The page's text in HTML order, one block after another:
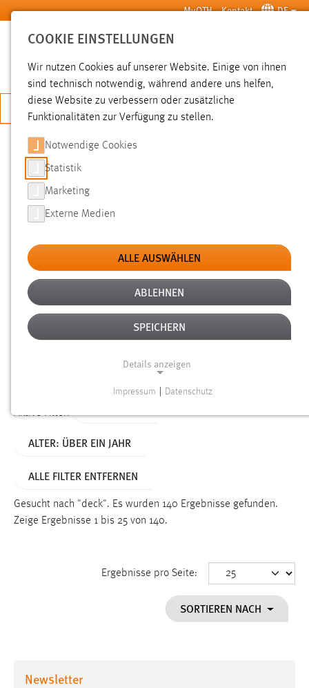
Zum Hauptinhalt springen MyOTH Kontakt DE
SUCHE
JETZT BEWERBEN
SUCHE
FILTER
Typ
Erstellungsdatum
Alter
Aktive Filter:
ALTER: ÜBER EIN JAHR
ALLE FILTER ENTFERNEN
Gesucht nach "deck". Es wurden 140 Ergebnisse gefunden.
Zeige Ergebnisse 1 bis 25 von 140.
Ergebnisse pro Seite:
SORTIEREN NACH
Newsletter
COOKIE EINSTELLUNGEN
Wir nutzen Cookies auf unserer Website. Einige von ihnen
sind technisch notwendig, während andere uns helfen,
diese Website zu verbessern oder zusätzliche
Funktionalitäten zur Verfügung zu stellen.
Notwendige Cookies
Statistik
Marketing
Externe Medien
ALLE AUSWÄHLEN
ABLEHNEN
SPEICHERN
Details anzeigen
Funktionen und sind für die einwandfreie Funktion der
Name:
Dieser Cookie speichert die ausgewählten Einverständnis-
Performance
Impressum Datenschutz